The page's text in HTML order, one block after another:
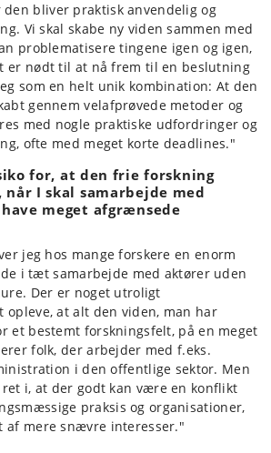
bliver praktisk anvendelig og
Vi skal skabe ny viden sammen med
problematisere tingene igen og igen,
er nødt til at nå frem til en beslutning
som en helt unik kombination: At den
gennem velafprøvede metoder og
med nogle praktiske udfordringer og
ofte med meget korte deadlines."
for, at den frie forskning
I skal samarbejde med
meget afgrænsede
jeg hos mange forskere en enorm
i tæt samarbejde med aktører uden
Der er noget utroligt
opleve, at alt den viden, man har
et bestemt forskningsfelt, på en meget
folk, der arbejder med f.eks.
i den offentlige sektor. Men
i, at der godt kan være en konflikt
praksis og organisationer,
af mere snævre interesser."